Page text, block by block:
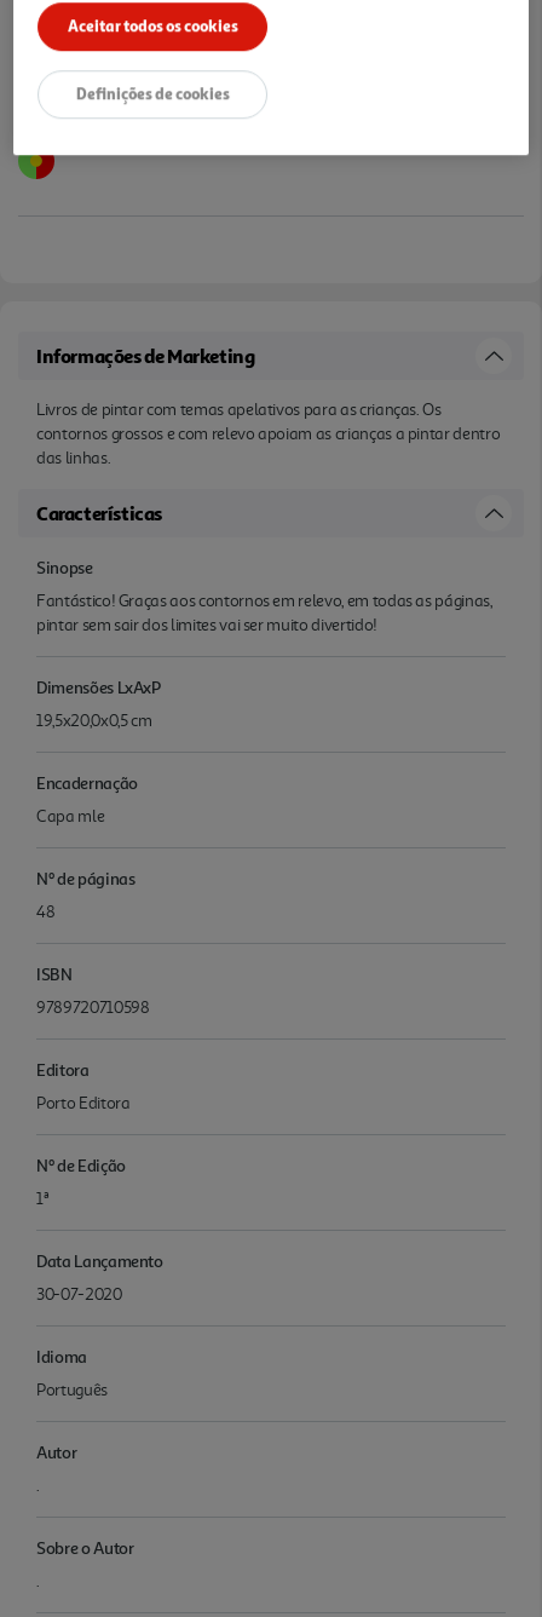
Informações de Marketing
Livros de pintar com temas apelativos para as crianças. Os
contornos grossos e com relevo apoiam as crianças a pintar dentro
das linhas.
Características
Sinopse
Fantástico! Graças aos contornos em relevo, em todas as páginas,
pintar sem sair dos limites vai ser muito divertido!
Dimensões LxAxP
19,5x20,0x0,5 cm
Encadernação
Capa mle
Nº de páginas
48
ISBN
9789720710598
Editora
Porto Editora
Nº de Edição
1ª
Data Lançamento
30-07-2020
Idioma
Português
Autor
.
Sobre o Autor
.
Aceitar todos os cookies
Definições de cookies